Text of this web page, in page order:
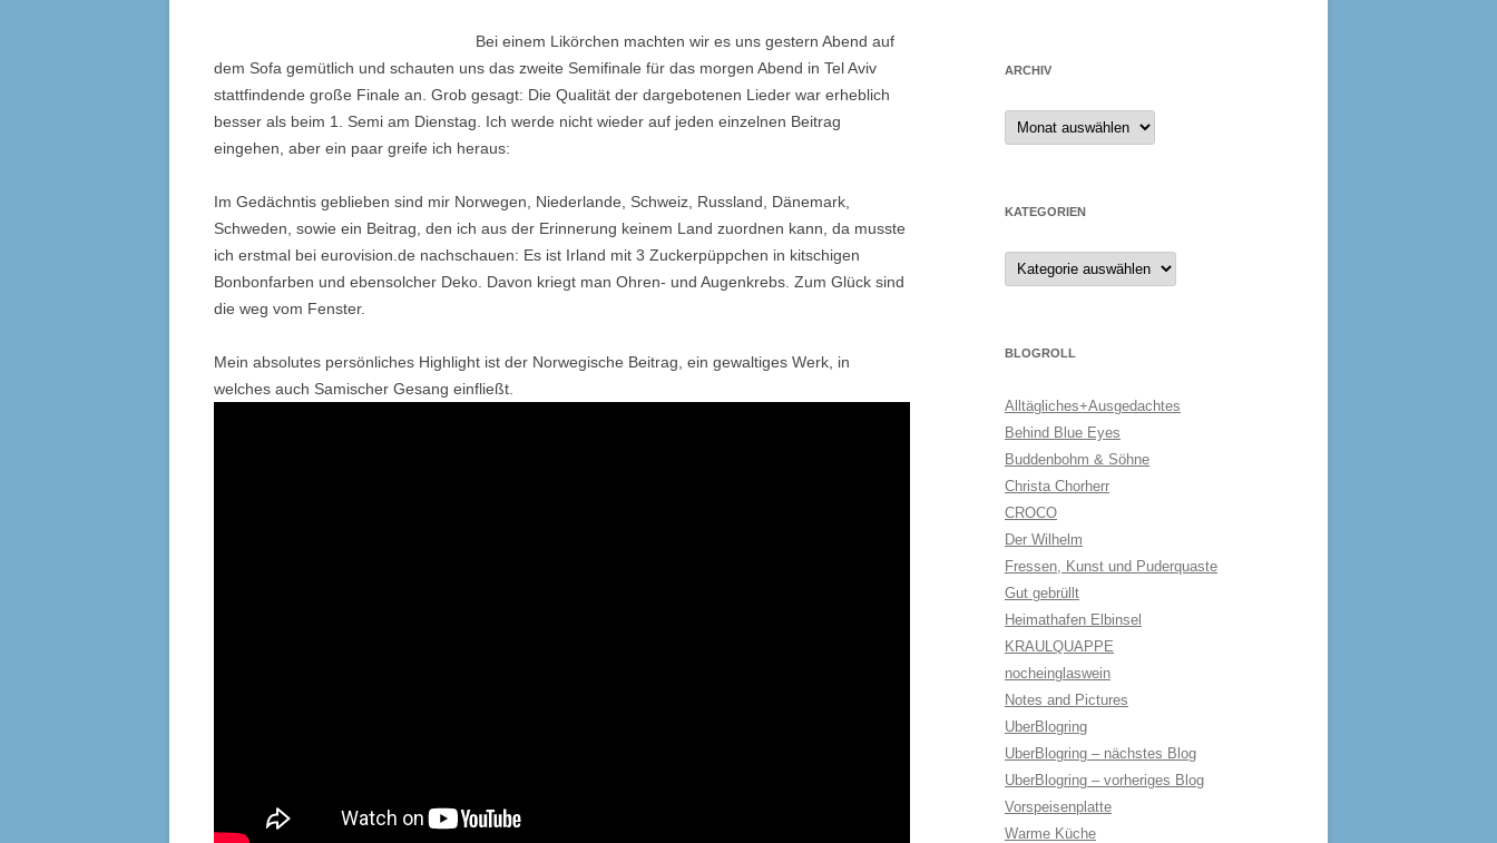
Bei einem Likörchen machten wir es uns gestern Abend auf
dem Sofa gemütlich und schauten uns das zweite Semifinale für das morgen Abend in Tel Aviv
stattfindende große Finale an. Grob gesagt: Die Qualität der dargebotenen Lieder war erheblich
besser als beim 1. Semi am Dienstag. Ich werde nicht wieder auf jeden einzelnen Beitrag
eingehen, aber ein paar greife ich heraus:
Im Gedächntis geblieben sind mir Norwegen, Niederlande, Schweiz, Russland, Dänemark,
Schweden, sowie ein Beitrag, den ich aus der Erinnerung keinem Land zuordnen kann, da musste
ich erstmal bei eurovision.de nachschauen: Es ist Irland mit 3 Zuckerpüppchen in kitschigen
Bonbonfarben und ebensolcher Deko. Davon kriegt man Ohren- und Augenkrebs. Zum Glück sind
die weg vom Fenster.
Mein absolutes persönliches Highlight ist der Norwegische Beitrag, ein gewaltiges Werk, in
welches auch Samischer Gesang einfließt.
ARCHIV
Archiv
KATEGORIEN
Kategorien
BLOGROLL
Alltägliches+Ausgedachtes
Behind Blue Eyes
Buddenbohm & Söhne
Christa Chorherr
CROCO
Der Wilhelm
Fressen, Kunst und Puderquaste
Gut gebrüllt
Heimathafen Elbinsel
KRAULQUAPPE
nocheinglaswein
Notes and Pictures
UberBlogring
UberBlogring – nächstes Blog
UberBlogring – vorheriges Blog
Vorspeisenplatte
Warme Küche